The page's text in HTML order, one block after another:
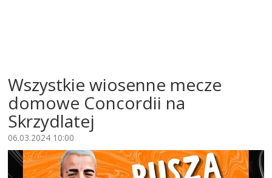
Wszystkie wiosenne mecze
domowe Concordii na
Skrzydlatej
06.03.2024 10:00